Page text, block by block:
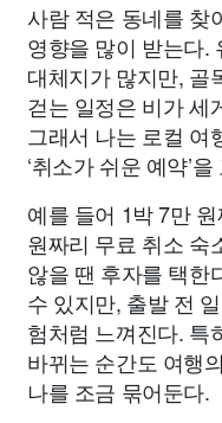
사람 적은 동네를 찾
영향을 많이 받는다.
대체지가 많지만, 골
걷는 일정은 비가 세
그래서 나는 로컬 여
‘취소가 쉬운 예약’
예를 들어 1박 7만
원짜리 무료 취소 숙
않을 땐 후자를 택한
수 있지만, 출발 전
험처럼 느껴진다. 특
바뀌는 순간도 여행
나를 조금 묶어둔다.